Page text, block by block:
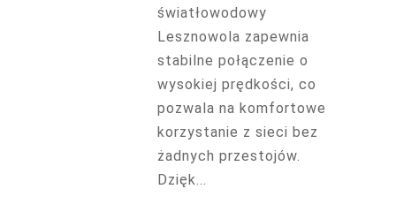
światłowodowy
Lesznowola zapewnia
stabilne połączenie o
wysokiej prędkości, co
pozwala na komfortowe
korzystanie z sieci bez
żadnych przestojów.
Dzięk...